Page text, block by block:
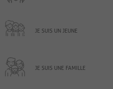
JE SUIS UN JEUNE
JE SUIS UNE FAMILLE